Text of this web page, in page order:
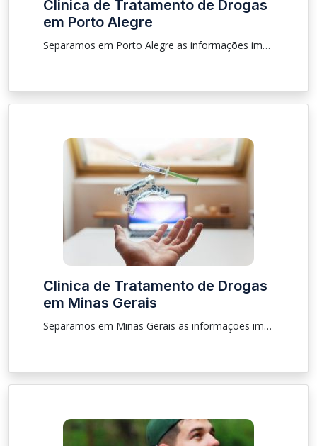
Clinica de Tratamento de Drogas
em Porto Alegre
Separamos em Porto Alegre as informações importantes sobre procedimento, localização sobre clínica para que as pessoas que estão procurando tratamento de drogas e de alcoólatras.
Clinica de Tratamento de Drogas
em Minas Gerais
Separamos em Minas Gerais as informações importantes sobre procedimento, localização sobre clínica para que as pessoas que estão procurando tratamento de drogas e de alcoólatras.